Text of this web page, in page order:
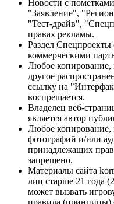
Новости с
"Заявление",
"Тест-драйв",
правах рекламы.
Раздел Спецпроекты
коммерческими
Любое копирование,
другое
ссылку на
воспрещается.
Владелец веб-
является автор
Любое копирование,
фотографий и/или
принадлежащих
запрещено.
Материалы сайта
лиц старше 21 года
может вызвать
правила (принципы)